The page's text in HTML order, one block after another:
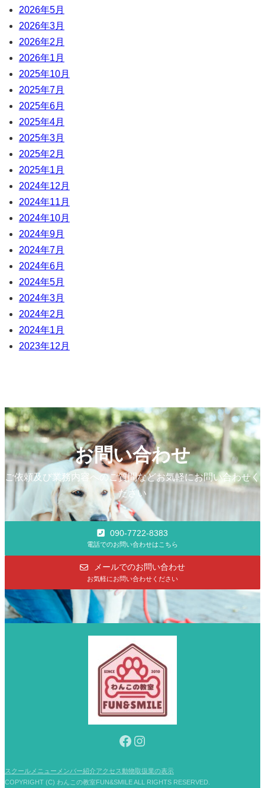
2026年5月
2026年3月
2026年2月
2026年1月
2025年10月
2025年7月
2025年6月
2025年4月
2025年3月
2025年2月
2025年1月
2024年12月
2024年11月
2024年10月
2024年9月
2024年7月
2024年6月
2024年5月
2024年3月
2024年2月
2024年1月
2023年12月
お問い合わせ
ご依頼及び業務内容へのご質問などお気軽にお問い合わせく
ださい
090-7722-8383
電話でのお問い合わせはこちら
メールでのお問い合わせ
お気軽にお問い合わせください
Facebook
Instagram
スクールメニュー メンバー紹介アクセス動物取扱業の表示
COPYRIGHT (C) わんこの教室FUN&SMILE ALL RIGHTS RESERVED.